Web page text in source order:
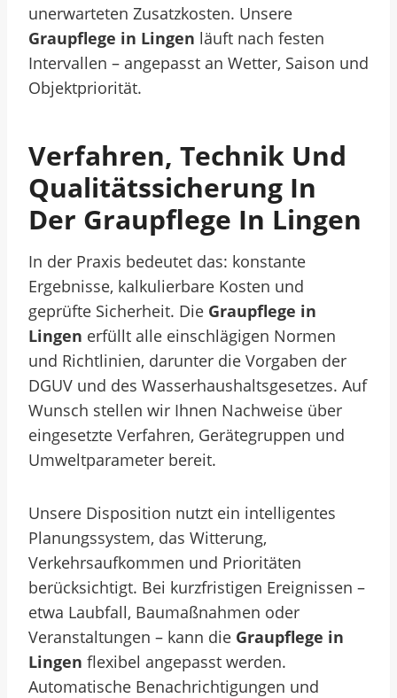
unerwarteten Zusatzkosten. Unsere
Graupflege in Lingen läuft nach festen
Intervallen – angepasst an Wetter, Saison und
Objektpriorität.
Verfahren, Technik Und
Qualitätssicherung In
Der Graupflege In Lingen
In der Praxis bedeutet das: konstante
Ergebnisse, kalkulierbare Kosten und
geprüfte Sicherheit. Die Graupflege in
Lingen erfüllt alle einschlägigen Normen
und Richtlinien, darunter die Vorgaben der
DGUV und des Wasserhaushaltsgesetzes. Auf
Wunsch stellen wir Ihnen Nachweise über
eingesetzte Verfahren, Gerätegruppen und
Umweltparameter bereit.
Unsere Disposition nutzt ein intelligentes
Planungssystem, das Witterung,
Verkehrsaufkommen und Prioritäten
berücksichtigt. Bei kurzfristigen Ereignissen –
etwa Laubfall, Baumaßnahmen oder
Veranstaltungen – kann die Graupflege in
Lingen flexibel angepasst werden.
Automatische Benachrichtigungen und